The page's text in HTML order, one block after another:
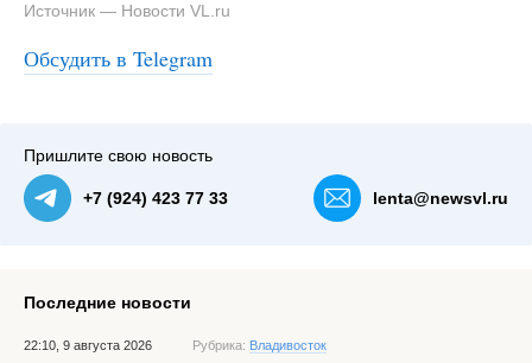
Источник — Новости VL.ru
Обсудить в Telegram
#3
Пришлите свою новость
+7 (924) 423 77 33 lenta@newsvl.ru
Последние новости
22:10, 9 августа 2026 Рубрика: Владивосток